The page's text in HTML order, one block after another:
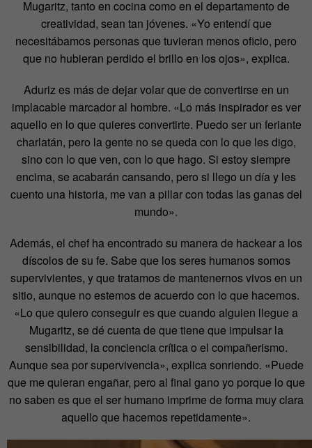
Mugaritz, tanto en cocina como en el departamento de
creatividad, sean tan jóvenes. «Yo entendí que
necesitábamos personas que tuvieran menos oficio, pero
que no hubieran perdido el brillo en los ojos», explica.
Aduriz es más de dejar volar que de convertirse en un
implacable marcador al hombre. «Lo más inspirador es ver
aquello en lo que quieres convertirte. Puedo ser un feriante
charlatán, pero la gente no se queda con lo que les digo,
sino con lo que ven, con lo que hago. Si estoy siempre
encima, se acabarán cansando, pero si llego un día y les
cuento una historia, me van a pillar con todas las ganas del
mundo».
Además, el chef ha encontrado su manera de hackear a los
díscolos de su fe. Sabe que los seres humanos somos
supervivientes, y que tratamos de mantenernos vivos en un
sitio, aunque no estemos de acuerdo con lo que hacemos.
«Lo que quiero conseguir es que cuando alguien llegue a
Mugaritz, se dé cuenta de que tiene que impulsar la
sensibilidad, la conciencia crítica o el compañerismo.
Aunque sea por supervivencia», explica sonriendo. «Puede
que me quieran engañar, pero al final gano yo porque lo que
no saben es que el ser humano imprime de forma muy clara
aquello que hacemos repetidamente».